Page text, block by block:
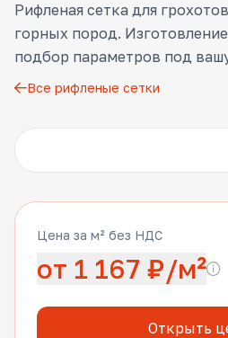
Рифленая сетка для
горных пород.
подбор параметров под
Все рифленые сетки
Цена за м² без НДС
от 1 167 ₽/м²
Открыть